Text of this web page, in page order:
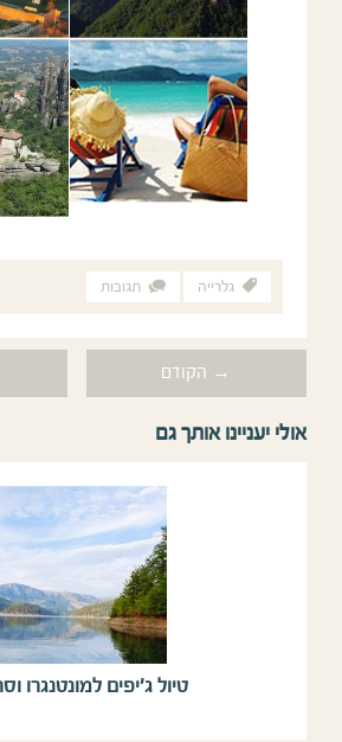
גלרייה תגובות
→ הקודם
אולי יעניינו אותך גם
טיול ג’יפים למונטנגרו